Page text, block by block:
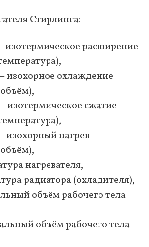
Стирлинга:
изотермическое расширение
изохорное охлаждение
изотермическое сжатие
изохорный нагрев
нагревателя,
радиатора (охладителя),
объём рабочего тела
объём рабочего тела